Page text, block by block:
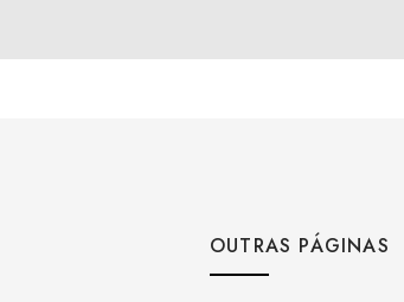
OUTRAS PÁGINAS